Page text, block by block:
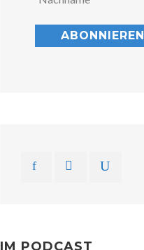
IM PODCAST